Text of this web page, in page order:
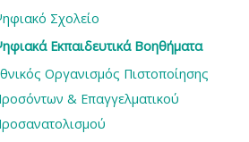
Σχολείο
Εκπαιδευτικά Βοηθήματα
Οργανισμός Πιστοποίησης
& Επαγγελματικού